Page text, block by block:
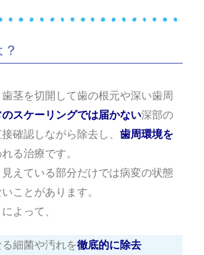
歯茎を切開して歯の根元や深い歯周
スケーリングでは届かない深部の
確認しながら除去し、 歯周環境を
る治療です。
えている部分だけでは病変の状態
ことがあります。
よって、
細菌や汚れを徹底的に除去